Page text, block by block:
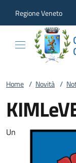
Regione Veneto
Home / Novità /
Un